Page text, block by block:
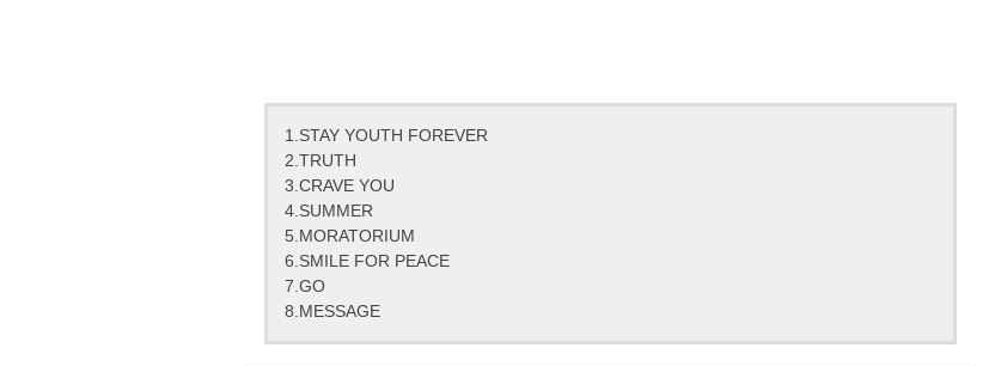
1.STAY YOUTH FOREVER
2.TRUTH
3.CRAVE YOU
4.SUMMER
5.MORATORIUM
6.SMILE FOR PEACE
7.GO
8.MESSAGE